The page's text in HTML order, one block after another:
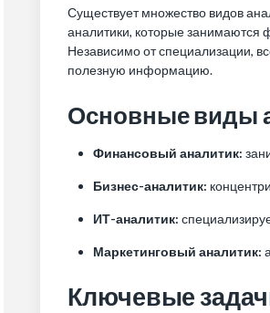
Существует множество видов
аналитики, которые занимаются
Независимо от специализации,
полезную информацию.
Основные виды
Финансовый аналитик:
Бизнес-аналитик:
ИТ-аналитик:
Маркетинговый аналитик:
Ключевые